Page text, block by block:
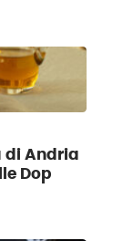
di Andria
Dop